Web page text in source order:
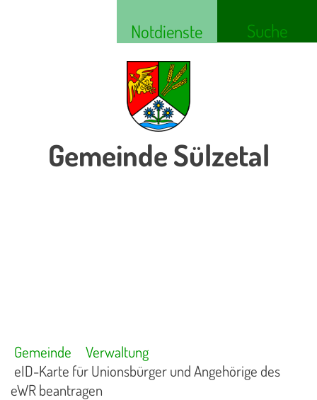
Notdienste Suche
Gemeinde Sülzetal
Gemeinde
Verwaltung
eID-Karte für Unionsbürger und Angehörige des
eWR beantragen